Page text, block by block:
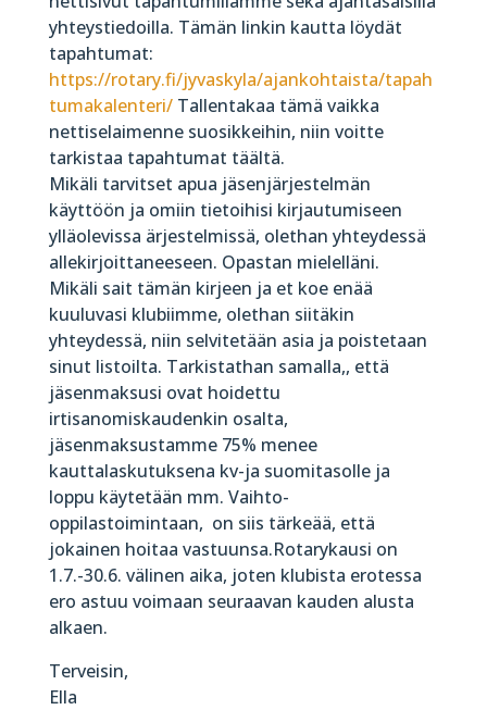
yhteystiedoilla. Tämän linkin kautta löydät
tapahtumat:
https://rotary.fi/jyvaskyla/ajankohtaista/tapah
tumakalenteri/Tallentakaa tämä vaikka
nettiselaimenne suosikkeihin, niin voitte
tarkistaa tapahtumat täältä.
Mikäli tarvitset apua jäsenjärjestelmän
käyttöön ja omiin tietoihisi kirjautumiseen
ylläolevissa ärjestelmissä, olethan yhteydessä
allekirjoittaneeseen. Opastan mielelläni.
Mikäli sait tämän kirjeen ja et koe enää
kuuluvasi klubiimme, olethan siitäkin
yhteydessä, niin selvitetään asia ja poistetaan
sinut listoilta. Tarkistathan samalla,, että
jäsenmaksusi ovat hoidettu
irtisanomiskaudenkin osalta,
jäsenmaksustamme 75% menee
kauttalaskutuksena kv-ja suomitasolle ja
loppu käytetään mm. Vaihto-
oppilastoimintaan, on siis tärkeää, että
jokainen hoitaa vastuunsa.Rotarykausi on
1.7.-30.6. välinen aika, joten klubista erotessa
ero astuu voimaan seuraavan kauden alusta
alkaen.
Terveisin,
Ella